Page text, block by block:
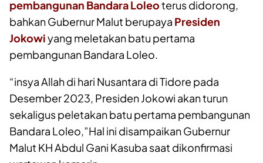
pembangunan Bandara Loleoterus didorong,
bahkan Gubernur Malut berupaya Presiden
Jokowiyang meletakan batu pertama
pembangunan Bandara Loleo.
“insya Allah di hari Nusantara di Tidore pada
Desember 2023, Presiden Jokowi akan turun
sekaligus peletakan batu pertama pembangunan
Bandara Loleo,”Hal ini disampaikan Gubernur
Malut KH Abdul Gani Kasuba saat dikonfirmasi